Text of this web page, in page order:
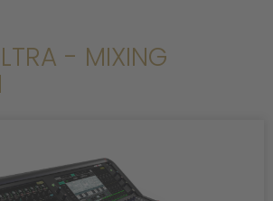
- MIXING